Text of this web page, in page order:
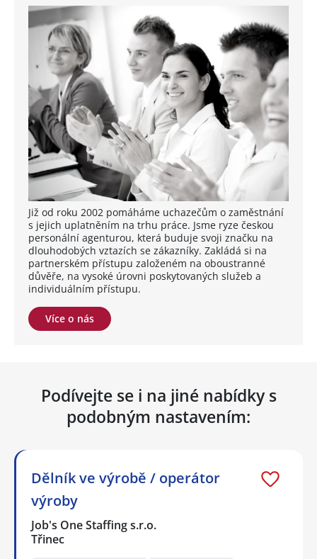
Již od roku 2002 pomáháme uchazečům o zaměstnání
s jejich uplatněním na trhu práce. Jsme ryze českou
personální agenturou, která buduje svoji značku na
dlouhodobých vztazích se zákazníky. Zakládá si na
partnerském přístupu založeném na oboustranné
důvěře, na vysoké úrovni poskytovaných služeb a
individuálním přístupu.
Více o nás
Podívejte se i na jiné nabídky s
podobným nastavením:
Dělník ve výrobě / operátor
výroby
Job's One Staffing s.r.o.
Třinec